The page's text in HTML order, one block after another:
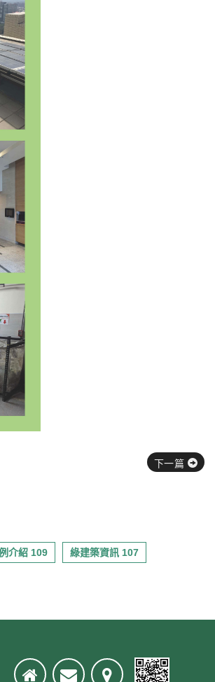
下一篇
介紹 109 綠建築資訊 107